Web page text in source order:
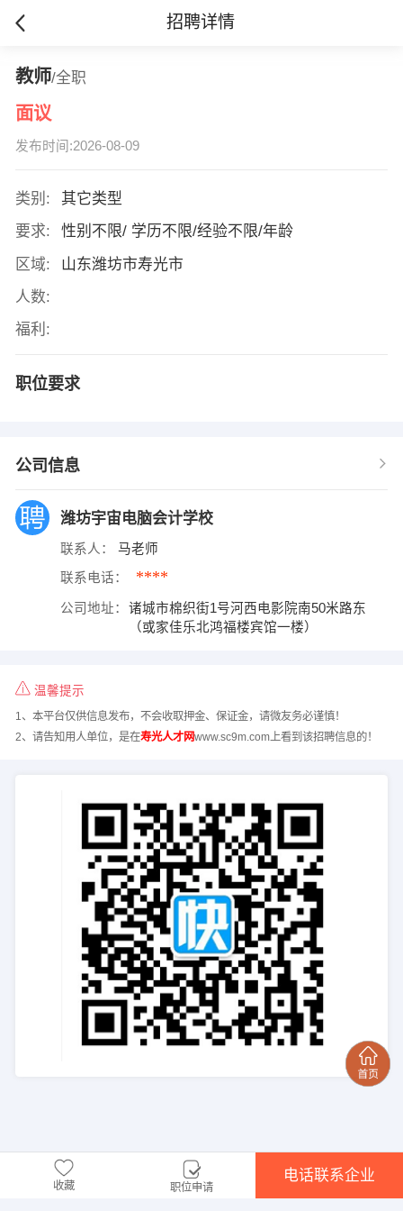
招聘详情
教师/全职
面议
发布时间:2026-08-09
类别:
其它类型
要求:
性别不限/ 学历不限/经验不限/年龄
区域:
山东潍坊市寿光市
人数:
福利:
职位要求
公司信息
潍坊宇宙电脑会计学校
联系人： 马老师
联系电话： ****
公司地址：
诸城市棉织街1号河西电影院南50米路东
（或家佳乐北鸿福楼宾馆一楼）
温馨提示
1、本平台仅供信息发布，不会收取押金、保证金，请微友务必谨慎！
2、请告知用人单位，是在寿光人才网www.sc9m.com上看到该招聘信息的！
收藏 职位申请
电话联系企业